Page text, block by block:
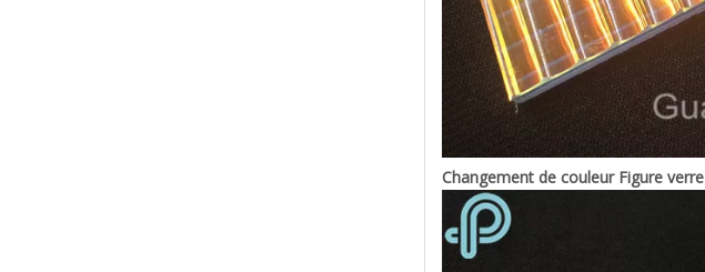
Changement de couleur Figure verre